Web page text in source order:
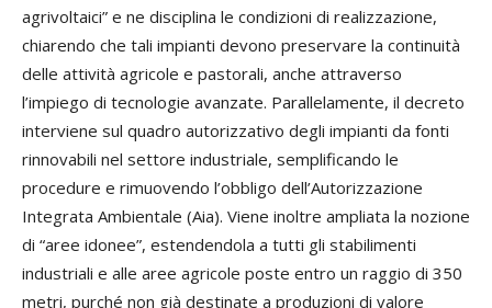
agrivoltaici” e ne disciplina le condizioni di realizzazione,
chiarendo che tali impianti devono preservare la continuità
delle attività agricole e pastorali, anche attraverso
l’impiego di tecnologie avanzate. Parallelamente, il decreto
interviene sul quadro autorizzativo degli impianti da fonti
rinnovabili nel settore industriale, semplificando le
procedure e rimuovendo l’obbligo dell’Autorizzazione
Integrata Ambientale (Aia). Viene inoltre ampliata la nozione
di “aree idonee”, estendendola a tutti gli stabilimenti
industriali e alle aree agricole poste entro un raggio di 350
metri, purché non già destinate a produzioni di valore